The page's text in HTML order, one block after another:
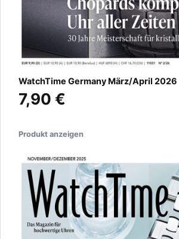
WatchTime Germany März/April 2026
7,90 €
Produkt anzeigen